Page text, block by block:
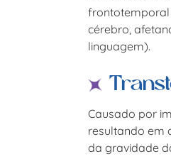
frontotemporal
cérebro,
linguagem).
Causado por
resultando em
da gravidade